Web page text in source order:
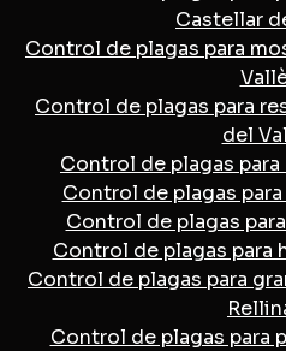
Castellar
Control de plagas para
Control de plagas para
del
Control de plagas
Control de plagas
Control de plagas
Control de plagas para
Control de plagas para
Control de plagas para